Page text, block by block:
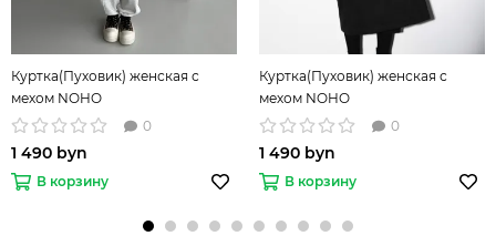
Куртка(Пуховик) женская с
мехом NOHO
0
1 490 byn
В корзину
Куртка(Пуховик) женская с
мехом NOHO
0
1 490 byn
В корзину